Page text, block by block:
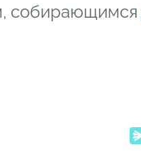
собирающимся